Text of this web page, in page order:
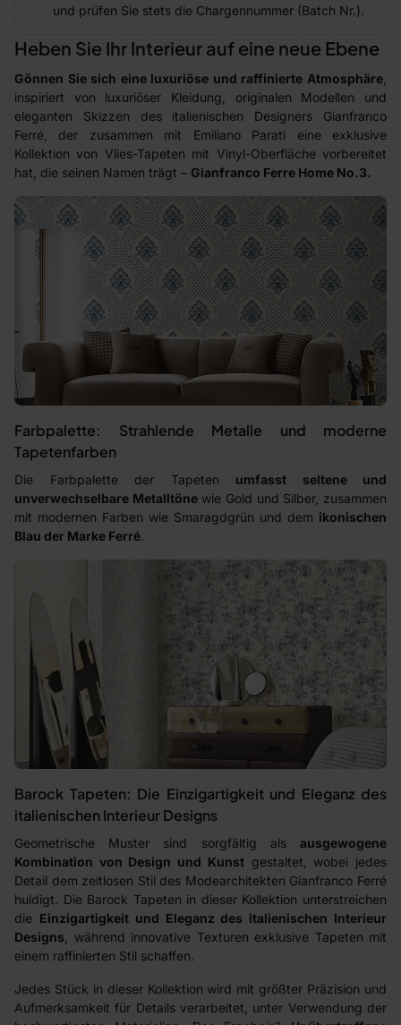
und prüfen Sie stets die Chargennummer (Batch Nr.).
Heben Sie Ihr Interieur auf eine neue Ebene
Gönnen Sie sich eine luxuriöse und raffinierte Atmosphäre
inspiriert von luxuriöser Kleidung, originalen Modellen und
eleganten Skizzen des italienischen Designers Gianfranco
Ferré, der zusammen mit Emiliano Parati eine exklusive
Kollektion von Vlies-Tapeten mit Vinyl-Oberfläche vorbereitet
hat, die seinen Namen trägt – Gianfranco Ferre Home No.3.
Farbpalette: Strahlende Metalle und moderne
Tapetenfarben
Die Farbpalette der Tapeten umfasst seltene und
unverwechselbare Metalltönewie Gold und Silber, zusammen
mit modernen Farben wie Smaragdgrün und dem ikonischen
Blau der Marke Ferré.
Barock Tapeten: Die Einzigartigkeit und Eleganz des
italienischen Interieur Designs
Geometrische Muster sind sorgfältig als ausgewogene
Kombination von Design und Kunstgestaltet, wobei jedes
Detail dem zeitlosen Stil des Modearchitekten Gianfranco Ferré
huldigt. Die Barock Tapeten in dieser Kollektion unterstreichen
die Einzigartigkeit und Eleganz des italienischen Interieur
Designs , während innovative Texturen exklusive Tapeten mit
einem raffinierten Stil schaffen.
Jedes Stück in dieser Kollektion wird mit größter Präzision und
Aufmerksamkeit für Details verarbeitet, unter Verwendung der